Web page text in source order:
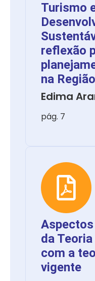
Turismo
reflexão
na
Edima
pág. 7
da
com a
vigente